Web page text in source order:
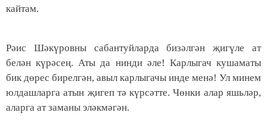
кайтам.
Рәис Шәкүровны сабантуйларда бизәлгән җигүле ат
белән күрәсең. Аты да нинди әле! Карлыгач кушаматы
бик дөрес бирелгән, авыл карлыгачы инде менә! Ул минем
юлдашларга атын җигеп тә күрсәтте. Чөнки алар яшьләр,
аларга ат заманы эләкмәгән.